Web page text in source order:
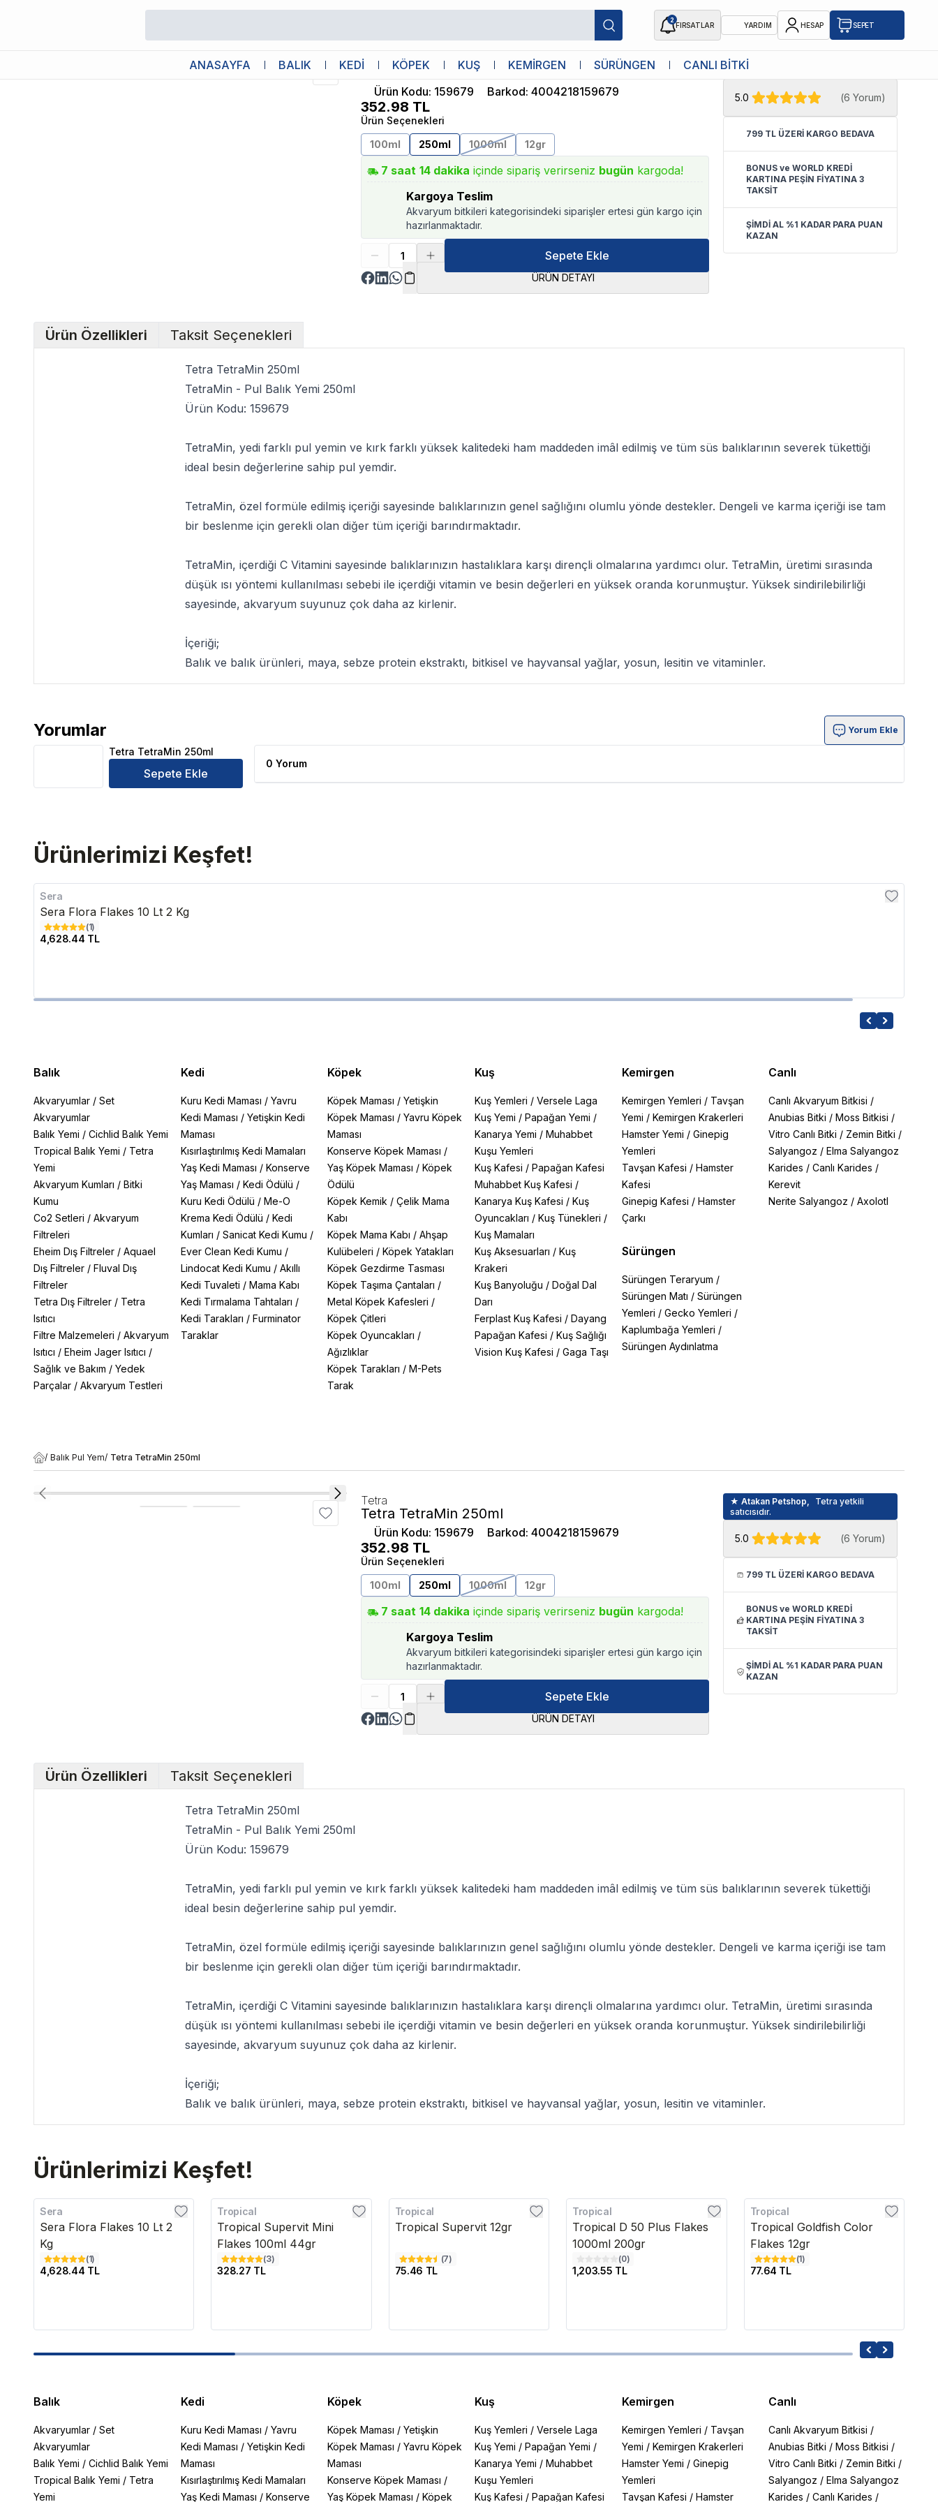
2
FIRSATLAR YARDIM HESAP SEPET
ANASAYFA BALIK KEDİ KÖPEK KUŞ KEMİRGEN SÜRÜNGEN CANLI BİTKİ
Tetra
Tetra TetraMin 250ml
Ürün Kodu: 159679 Barkod:4004218159679
352.98 TL
Ürün Seçenekleri
100ml
250ml 1000ml 12gr
7 saat 14 dakika içinde sipariş verirseniz bugün kargoda!
Kargoya Teslim
Akvaryum bitkileri kategorisindeki siparişler ertesi gün kargo için
hazırlanmaktadır.
Sepete Ekle
ÜRÜN DETAYI
★ Atakan Petshop,
satıcısıdır.
5.0 (6 Yorum)
799 TL ÜZERİ KARGO BEDAVA
BONUS ve WORLD KREDİ
KARTINA PEŞİN FİYATINA 3
TAKSİT
ŞİMDİ AL %1 KADAR PARA PUAN
KAZAN
Ürün Özellikleri Taksit Seçenekleri
Tetra TetraMin 250ml
TetraMin - Pul Balık Yemi 250ml
Ürün Kodu: 159679
TetraMin, yedi farklı pul yemin ve kırk farklı yüksek kalitedeki ham maddeden imâl edilmiş ve tüm süs balıklarının severek tükettiği
ideal besin değerlerine sahip pul yemdir.
TetraMin, özel formüle edilmiş içeriği sayesinde balıklarınızın genel sağlığını olumlu yönde destekler. Dengeli ve karma içeriği ise tam
bir beslenme için gerekli olan diğer tüm içeriği barındırmaktadır.
TetraMin, içerdiği C Vitamini sayesinde balıklarınızın hastalıklara karşı dirençli olmalarına yardımcı olur. TetraMin, üretimi sırasında
düşük ısı yöntemi kullanılması sebebi ile içerdiği vitamin ve besin değerleri en yüksek oranda korunmuştur. Yüksek sindirilebilirliği
sayesinde, akvaryum suyunuz çok daha az kirlenir.
İçeriği;
Balık ve balık ürünleri, maya, sebze protein ekstraktı, bitkisel ve hayvansal yağlar, yosun, lesitin ve vitaminler.
Yorumlar
Tetra TetraMin 250ml Ürün Yorumları
Yorum Ekle
Tetra TetraMin 250ml
Sepete Ekle
0 Yorum
Ürünlerimizi Keşfet!
Sera
Sera Flora Flakes 10 Lt 2 Kg
(1)
4,628.44 TL
Balık
Akvaryumlar / Set
Akvaryumlar
Balık Yemi / Cichlid Balık Yemi
Tropical Balık Yemi / Tetra
Yemi
Akvaryum Kumları / Bitki
Kumu
Co2 Setleri / Akvaryum
Filtreleri
Eheim Dış Filtreler / Aquael
Dış Filtreler / Fluval Dış
Filtreler
Tetra Dış Filtreler / Tetra
Isıtıcı
Filtre Malzemeleri / Akvaryum
Isıtıcı / Eheim Jager Isıtıcı /
Sağlık ve Bakım / Yedek
Parçalar / Akvaryum Testleri
Kedi
Kuru Kedi Maması / Yavru
Kedi Maması / Yetişkin Kedi
Maması
Kısırlaştırılmış Kedi Mamaları
Yaş Kedi Maması / Konserve
Yaş Maması / Kedi Ödülü /
Kuru Kedi Ödülü / Me-O
Krema Kedi Ödülü / Kedi
Kumları / Sanicat Kedi Kumu /
Ever Clean Kedi Kumu /
Lindocat Kedi Kumu / Akıllı
Kedi Tuvaleti / Mama Kabı
Kedi Tırmalama Tahtaları /
Kedi Tarakları / Furminator
Taraklar
Köpek
Köpek Maması /Yetişkin
Köpek Maması /Yavru Köpek
Maması
Konserve Köpek Maması /
Yaş Köpek Maması /Köpek
Ödülü
Köpek Kemik /Çelik Mama
Kabı
Köpek Mama Kabı /Ahşap
Kulübeleri /Köpek Yatakları
Köpek Gezdirme Tasması
Köpek Taşıma Çantaları /
Metal Köpek Kafesleri /
Köpek Çitleri
Köpek Oyuncakları /
Ağızlıklar
Köpek Tarakları /M-Pets
Tarak
Kuş
Kuş Yemleri / Versele Laga
Kuş Yemi / Papağan Yemi /
Kanarya Yemi / Muhabbet
Kuşu Yemleri
Kuş Kafesi / Papağan Kafesi
Muhabbet Kuş Kafesi /
Kanarya Kuş Kafesi / Kuş
Oyuncakları / Kuş Tünekleri /
Kuş Mamaları
Kuş Aksesuarları / Kuş
Krakeri
Kuş Banyoluğu / Doğal Dal
Darı
Ferplast Kuş Kafesi / Dayang
Papağan Kafesi / Kuş Sağlığı
Vision Kuş Kafesi / Gaga Taşı
Kemirgen
Kemirgen Yemleri / Tavşan
Yemi / Kemirgen Krakerleri
Hamster Yemi / Ginepig
Yemleri
Tavşan Kafesi / Hamster
Kafesi
Ginepig Kafesi / Hamster
Çarkı
Sürüngen
Sürüngen Teraryum /
Sürüngen Matı / Sürüngen
Yemleri / Gecko Yemleri /
Kaplumbağa Yemleri /
Sürüngen Aydınlatma
Canlı
Canlı Akvaryum Bitkisi /
Anubias Bitki /Moss Bitkisi /
Vitro Canlı Bitki / Zemin Bitki /
Salyangoz /Elma Salyangoz
Karides /Canlı Karides /
Kerevit
Nerite Salyangoz /Axolotl
/ Balık Pul Yem/ Tetra TetraMin 250ml
Tetra
Tetra TetraMin 250ml
Ürün Kodu: 159679 Barkod:4004218159679
352.98 TL
Ürün Seçenekleri
100ml
250ml 1000ml 12gr
7 saat 14 dakika içinde sipariş verirseniz bugün kargoda!
Kargoya Teslim
Akvaryum bitkileri kategorisindeki siparişler ertesi gün kargo için
hazırlanmaktadır.
Sepete Ekle
ÜRÜN DETAYI
★ Atakan Petshop,
Tetra yetkili
satıcısıdır.
5.0 (6 Yorum)
799 TL ÜZERİ KARGO BEDAVA
BONUS ve WORLD KREDİ
KARTINA PEŞİN FİYATINA 3
TAKSİT
ŞİMDİ AL %1 KADAR PARA PUAN
KAZAN
Ürün Özellikleri Taksit Seçenekleri
Tetra TetraMin 250ml
TetraMin - Pul Balık Yemi 250ml
Ürün Kodu: 159679
TetraMin, yedi farklı pul yemin ve kırk farklı yüksek kalitedeki ham maddeden imâl edilmiş ve tüm süs balıklarının severek tükettiği
ideal besin değerlerine sahip pul yemdir.
TetraMin, özel formüle edilmiş içeriği sayesinde balıklarınızın genel sağlığını olumlu yönde destekler. Dengeli ve karma içeriği ise tam
bir beslenme için gerekli olan diğer tüm içeriği barındırmaktadır.
TetraMin, içerdiği C Vitamini sayesinde balıklarınızın hastalıklara karşı dirençli olmalarına yardımcı olur. TetraMin, üretimi sırasında
düşük ısı yöntemi kullanılması sebebi ile içerdiği vitamin ve besin değerleri en yüksek oranda korunmuştur. Yüksek sindirilebilirliği
sayesinde, akvaryum suyunuz çok daha az kirlenir.
İçeriği;
Balık ve balık ürünleri, maya, sebze protein ekstraktı, bitkisel ve hayvansal yağlar, yosun, lesitin ve vitaminler.
Ürünlerimizi Keşfet!
Sera
Sera Flora Flakes 10 Lt 2
Kg
(1)
4,628.44 TL
Tropical
Tropical Supervit Mini
Flakes 100ml 44gr
(3)
328.27 TL
Tropical
Tropical Supervit 12gr
(7)
75.46 TL
Tropical
Tropical D 50 Plus Flakes
1000ml 200gr
(0)
1,203.55 TL
Tropical
Tropical Goldfish Color
Flakes 12gr
(1)
77.64 TL
Balık
Akvaryumlar / Set
Akvaryumlar
Balık Yemi / Cichlid Balık Yemi
Tropical Balık Yemi / Tetra
Yemi
Kedi
Kuru Kedi Maması / Yavru
Kedi Maması / Yetişkin Kedi
Maması
Kısırlaştırılmış Kedi Mamaları
Yaş Kedi Maması / Konserve
Köpek
Köpek Maması /Yetişkin
Köpek Maması /Yavru Köpek
Maması
Konserve Köpek Maması /
Yaş Köpek Maması /Köpek
Kuş
Kuş Yemleri / Versele Laga
Kuş Yemi / Papağan Yemi /
Kanarya Yemi / Muhabbet
Kuşu Yemleri
Kuş Kafesi / Papağan Kafesi
Kemirgen
Kemirgen Yemleri / Tavşan
Yemi / Kemirgen Krakerleri
Hamster Yemi / Ginepig
Yemleri
Tavşan Kafesi / Hamster
Canlı
Canlı Akvaryum Bitkisi /
Anubias Bitki /Moss Bitkisi /
Vitro Canlı Bitki / Zemin Bitki /
Salyangoz /Elma Salyangoz
Karides /Canlı Karides /